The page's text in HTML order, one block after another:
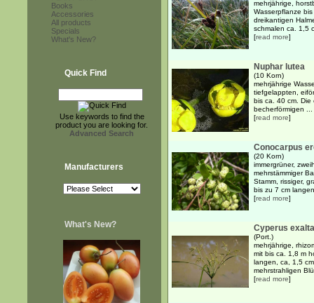
Books
Accessories
All products
Specials
What's New?
Quick Find
Use keywords to find the
product you are looking for.
Advanced Search
Manufacturers
What's New?
mehrjährige,
Wasserpflanze
dreikantigen
schmalen ca. 1,5
[read more]
Nuphar lutea
(10 Korn)
mehrjährige
tiefgelappten,
bis ca. 40 cm.
becherförmigen ...
[read more]
Conocarpus
(20 Korn)
immergrüner,
mehrstämmiger
Stamm, rissiger,
bis zu 7 cm
[read more]
Cyperus
(Port.)
mehrjährige,
mit bis ca. 1,8 m
langen, ca, 1,5
mehrstrahligen
[read more]